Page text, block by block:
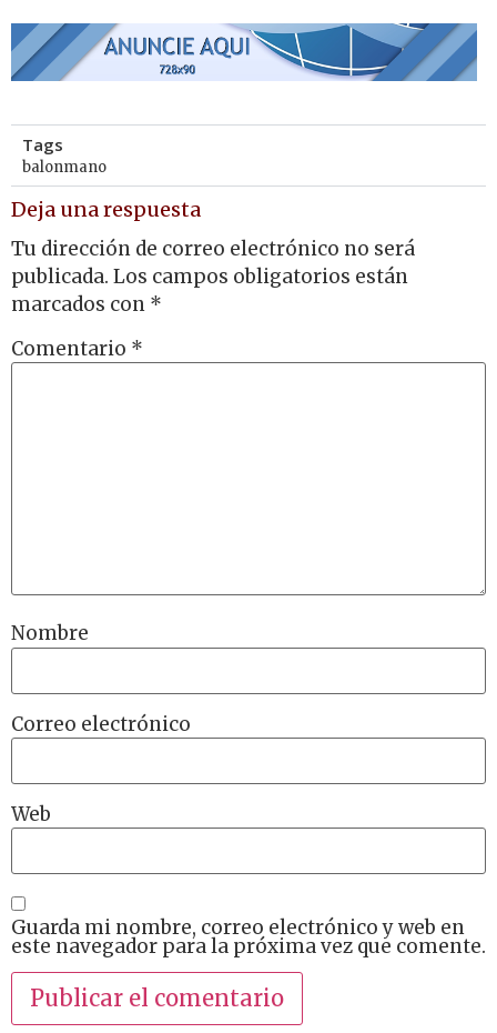
Tags
balonmano
Deja una respuesta
Tu dirección de correo electrónico no será
publicada. Los campos obligatorios están
marcados con *
Comentario *
Nombre
Correo electrónico
Web
Guarda mi nombre, correo electrónico y web en
este navegador para la próxima vez que comente.